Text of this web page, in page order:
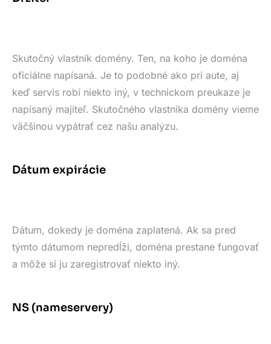
Skutočný vlastník domény. Ten, na koho je doména
oficiálne napísaná. Je to podobné ako pri aute, aj
keď servis robí niekto iný, v technickom preukaze je
napísaný majiteľ. Skutočného vlastníka domény vieme
väčšinou vypátrať cez našu analýzu.
Dátum expirácie
Dátum, dokedy je doména zaplatená. Ak sa pred
týmto dátumom nepredĺži, doména prestane fungovať
a môže si ju zaregistrovať niekto iný.
NS (nameservery)